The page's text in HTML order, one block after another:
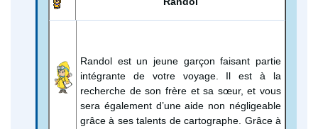
Randol est un jeune garçon faisant partie
intégrante de votre voyage. Il est à la
recherche de son frère et sa sœur, et vous
sera également d’une aide non négligeable
grâce à ses talents de cartographe. Grâce à